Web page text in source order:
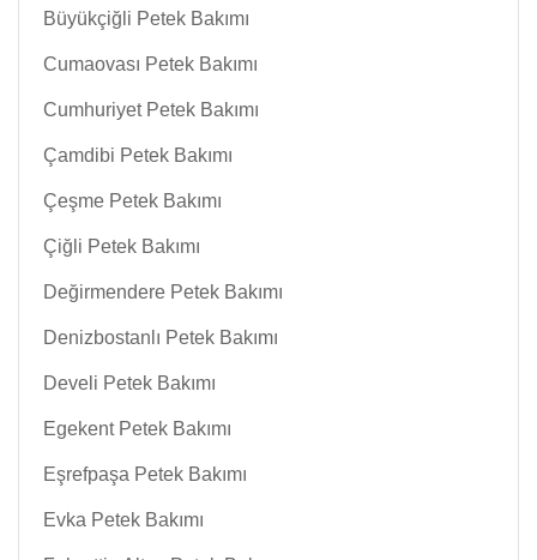
Büyükçiğli Petek Bakımı
Cumaovası Petek Bakımı
Cumhuriyet Petek Bakımı
Çamdibi Petek Bakımı
Çeşme Petek Bakımı
Çiğli Petek Bakımı
Değirmendere Petek Bakımı
Denizbostanlı Petek Bakımı
Develi Petek Bakımı
Egekent Petek Bakımı
Eşrefpaşa Petek Bakımı
Evka Petek Bakımı